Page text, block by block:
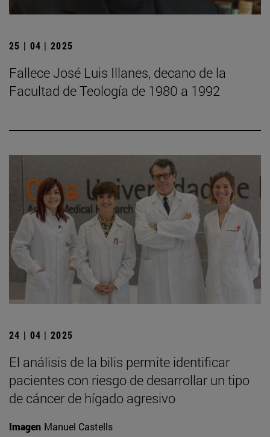
25 | 04 | 2025
Fallece José Luis Illanes, decano de la
Facultad de Teología de 1980 a 1992
24 | 04 | 2025
El análisis de la bilis permite identificar
pacientes con riesgo de desarrollar un tipo
de cáncer de hígado agresivo
Imagen Manuel Castells